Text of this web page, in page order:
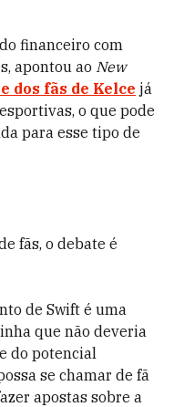
financeiro com
apontou ao New
dos fãs de Kelce já
o que pode
para esse tipo de
fãs, o debate é
de Swift é uma
que não deveria
do potencial
se chamar de fã
apostas sobre a